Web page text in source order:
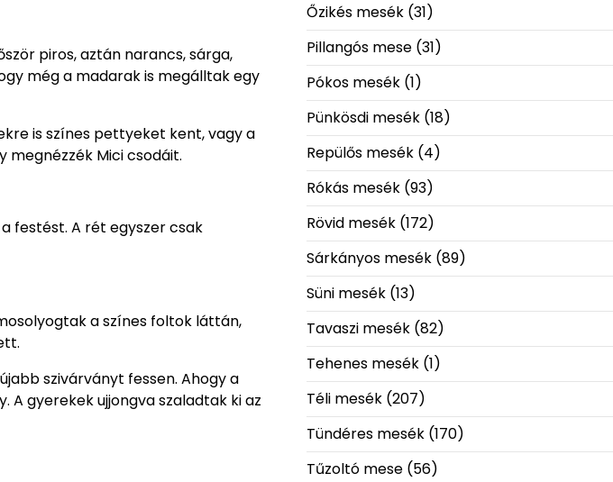
piros, aztán narancs, sárga,
még a madarak is megálltak egy
is színes pettyeket kent, vagy a
Mici csodáit.
festést. A rét egyszer csak
a színes foltok láttán,
szivárványt fessen. Ahogy a
gyerekek ujjongva szaladtak ki az
Őzikés mesék(31)
Pillangós mese(31)
Pókos mesék(1)
Pünkösdi mesék(18)
Repülős mesék(4)
Rókás mesék(93)
Rövid mesék(172)
Sárkányos mesék(89)
Süni mesék(13)
Tavaszi mesék(82)
Tehenes mesék(1)
Téli mesék(207)
Tündéres mesék(170)
Tűzoltó mese(56)